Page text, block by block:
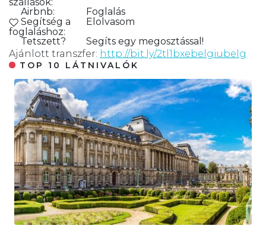
Airbnb:
Foglalás
Segítség a
foglaláshoz:
Elolvasom
Tetszett?
Segíts egy megosztással!
Ajánlott transzfer: http://bit.ly/2tl1bxebelgiubelg
TOP 10 LÁTNIVALÓK